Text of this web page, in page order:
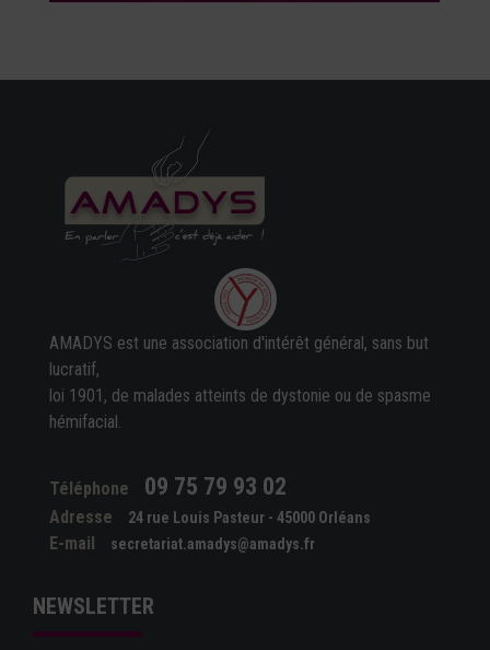
AMADYS est une association d'intérêt général, sans but
lucratif,
loi 1901, de malades atteints de dystonie ou de spasme
hémifacial.
Téléphone 09 75 79 93 02
Adresse 24 rue Louis Pasteur - 45000 Orléans
E-mail secretariat.amadys@amadys.fr
NEWSLETTER